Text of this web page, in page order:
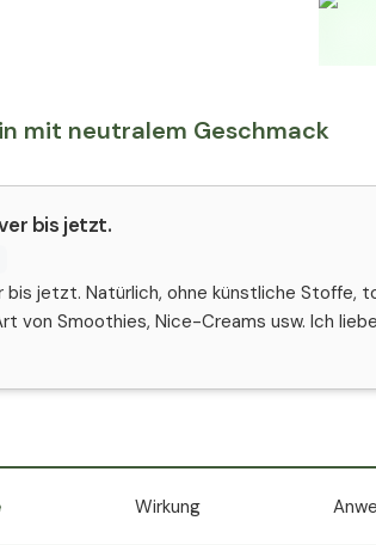
mit neutralem Geschmack
bis jetzt.
jetzt. Natürlich, ohne künstliche Stoffe,
von Smoothies, Nice-Creams usw. Ich
Wirkung